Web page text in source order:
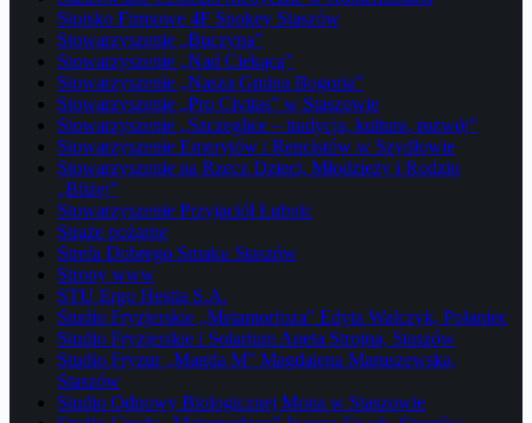
Stoisko Firmowe 4F Spokey Staszów
Stowarzyszenie „Buczyna”
Stowarzyszenie „Nad Ciekącą”
Stowarzyszenie „Nasza Gmina Bogoria”
Stowarzyszenie „Pro Civitas” w Staszowie
Stowarzyszenie „Szczeglice – tradycja, kultura, rozwój”
Stowarzyszenie Emerytów i Rencistów w Szydłowie
Stowarzyszenie na Rzecz Dzieci, Młodzieży i Rodzin
„Bliżej”
Stowarzyszenie Przyjaciół Łubnic
Straże pożarne
Strefa Dobrego Smaku Staszów
Strony www
STU Ergo Hestia S.A.
Studio Fryzjerskie „Metamorfoza” Edyta Walczyk, Połaniec
Studio Fryzjerskie i Solarium Aneta Strojna, Staszów
Studio Fryzur „Magda M” Magdalena Maruszewska,
Staszów
Studio Odnowy Biologicznej Mona w Staszowie